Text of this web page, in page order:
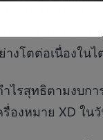
ดือน เมษายน ส่
การขายไฟสดใ
งโตต่อเนื่องใน
สุทธิตามงบกา
รื่องหมาย XD ใ